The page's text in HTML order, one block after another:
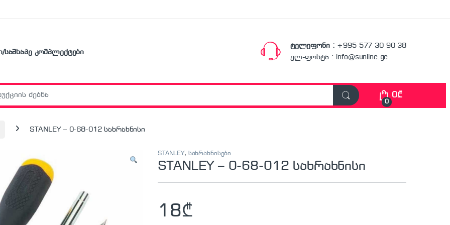
საშხაპე კომპლექტები
ტელეფონი : +995 577 30 90 38
ელ-ფოსტა : info@sunline.ge
0
0₾
STANLEY – 0-68-012 სახრახნისი
STANLEY, სახრახნისები
STANLEY – 0-68-012 სახრახნისი
18₾